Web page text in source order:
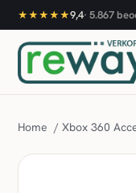
★★★★★9,4· 5.867
Home / Xbox 360